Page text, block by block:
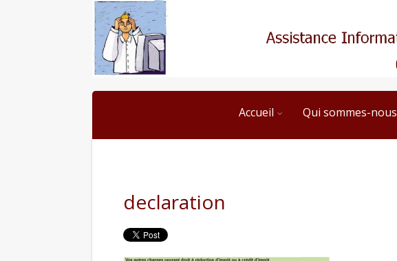
Accueil Qui sommes-nous
declaration